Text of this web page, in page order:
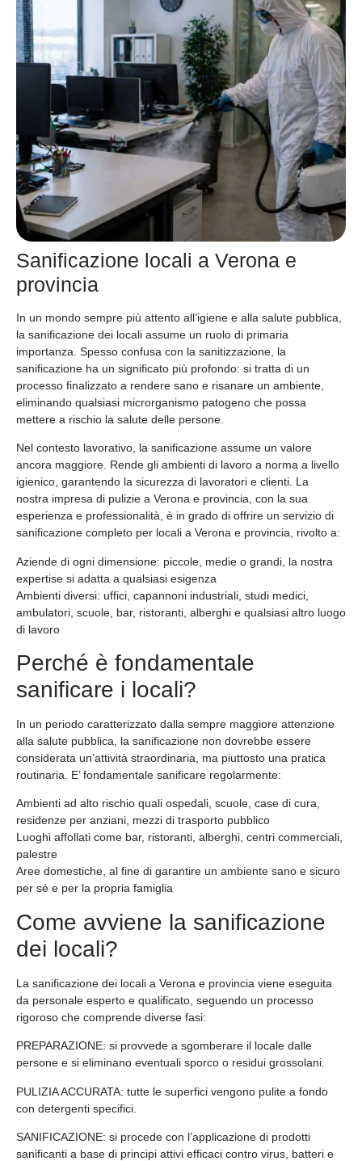
Sanificazione locali a Verona e
provincia
In un mondo sempre più attento all’igiene e alla salute pubblica,
la sanificazione dei locali assume un ruolo di primaria
importanza. Spesso confusa con la sanitizzazione, la
sanificazione ha un significato più profondo: si tratta di un
processo finalizzato a rendere sano e risanare un ambiente,
eliminando qualsiasi microrganismo patogeno che possa
mettere a rischio la salute delle persone.
Nel contesto lavorativo, la sanificazione assume un valore
ancora maggiore. Rende gli ambienti di lavoro a norma a livello
igienico, garantendo la sicurezza di lavoratori e clienti. La
nostra impresa di pulizie a Verona e provincia, con la sua
esperienza e professionalità, è in grado di offrire un servizio di
sanificazione completo per locali a Verona e provincia, rivolto a:
Aziende di ogni dimensione: piccole, medie o grandi, la nostra
expertise si adatta a qualsiasi esigenza
Ambienti diversi: uffici, capannoni industriali, studi medici,
ambulatori, scuole, bar, ristoranti, alberghi e qualsiasi altro luogo
di lavoro
Perché è fondamentale
sanificare i locali?
In un periodo caratterizzato dalla sempre maggiore attenzione
alla salute pubblica, la sanificazione non dovrebbe essere
considerata un’attività straordinaria, ma piuttosto una pratica
routinaria. E’ fondamentale sanificare regolarmente:
Ambienti ad alto rischio quali ospedali, scuole, case di cura,
residenze per anziani, mezzi di trasporto pubblico
Luoghi affollati come bar, ristoranti, alberghi, centri commerciali,
palestre
Aree domestiche, al fine di garantire un ambiente sano e sicuro
per sé e per la propria famiglia
Come avviene la sanificazione
dei locali?
La sanificazione dei locali a Verona e provincia viene eseguita
da personale esperto e qualificato, seguendo un processo
rigoroso che comprende diverse fasi:
PREPARAZIONE: si provvede a sgomberare il locale dalle
persone e si eliminano eventuali sporco o residui grossolani.
PULIZIA ACCURATA: tutte le superfici vengono pulite a fondo
con detergenti specifici.
SANIFICAZIONE: si procede con l’applicazione di prodotti
sanificanti a base di principi attivi efficaci contro virus, batteri e